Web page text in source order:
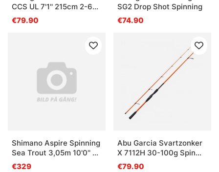
CCS UL 7'1'' 215cm 2-6g
- 2sec
€79.90
SG2 Drop Shot Spinning
€74.90
Shimano Aspire Spinning
Sea Trout 3,05m 10'0'' 7-
35g 4pc
€329
Abu Garcia Svartzonker
X 7112H 30-100g Spin
Rod
€79.90